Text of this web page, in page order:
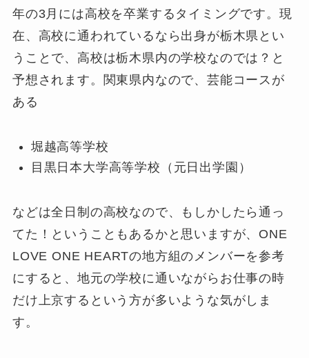
年の3月には高校を卒業するタイミングです。現
在、高校に通われているなら出身が栃木県とい
うことで、高校は栃木県内の学校なのでは？と
予想されます。関東県内なので、芸能コースが
ある
堀越高等学校
目黒日本大学高等学校（元日出学園）
などは全日制の高校なので、もしかしたら通っ
てた！ということもあるかと思いますが、ONE
LOVE ONE HEARTの地方組のメンバーを参考
にすると、地元の学校に通いながらお仕事の時
だけ上京するという方が多いような気がしま
す。